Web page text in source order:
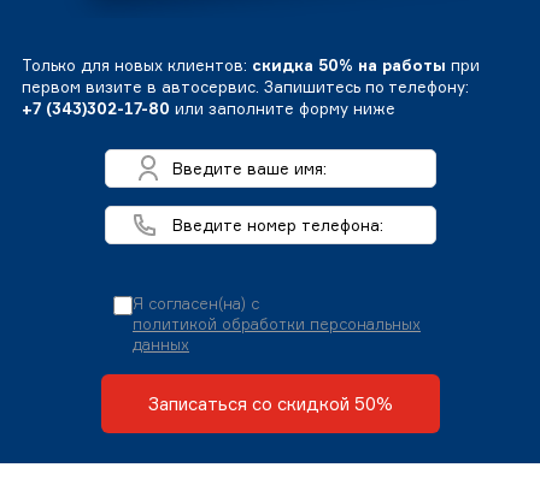
Только для новых клиентов: скидка 50% на работы при
первом визите в автосервис. Запишитесь по телефону:
+7 (343)302-17-80 или заполните форму ниже
Я согласен(на) с
политикой обработки персональных
данных
Записаться со скидкой 50%